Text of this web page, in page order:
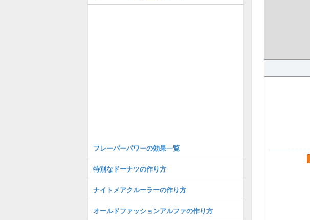
フレーバーパワーの効果一覧
特別なドーナツの作り方
ナイトメアクルーラーの作り方
オールドファッションアルファの作り方